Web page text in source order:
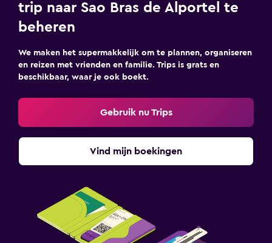
trip naar Sao Bras de Alportel te
beheren
We maken het supermakkelijk om te plannen, organiseren
en reizen met vrienden en familie. Trips is grats en
beschikbaar, waar je ook boekt.
Gebruik nu Trips
Vind mijn boekingen